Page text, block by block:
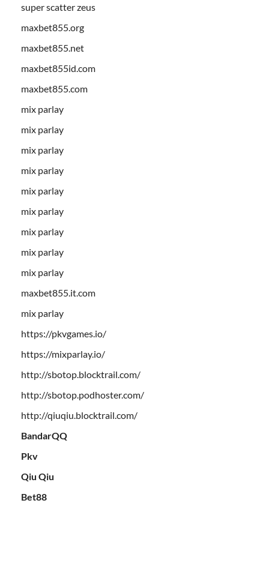
super scatter zeus
maxbet855.org
maxbet855.net
maxbet855id.com
maxbet855.com
mix parlay
mix parlay
mix parlay
mix parlay
mix parlay
mix parlay
mix parlay
mix parlay
mix parlay
maxbet855.it.com
mix parlay
https://pkvgames.io/
https://mixparlay.io/
http://sbotop.blocktrail.com/
http://sbotop.podhoster.com/
http://qiuqiu.blocktrail.com/
BandarQQ
Pkv
Qiu Qiu
Bet88